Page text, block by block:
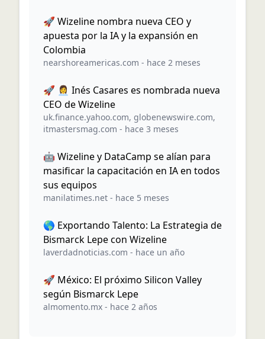
🚀 Wizeline nombra nueva CEO y
apuesta por la IA y la expansión en
Colombia
nearshoreamericas.com - hace 2 meses
🚀 👩‍💼 Inés Casares es nombrada nueva
CEO de Wizeline
uk.finance.yahoo.com, globenewswire.com,
itmastersmag.com - hace 3 meses
🤖 Wizeline y DataCamp se alían para
masificar la capacitación en IA en todos
sus equipos
manilatimes.net - hace 5 meses
🌎 Exportando Talento: La Estrategia de
Bismarck Lepe con Wizeline
laverdadnoticias.com - hace un año
🚀 México: El próximo Silicon Valley
según Bismarck Lepe
almomento.mx - hace 2 años